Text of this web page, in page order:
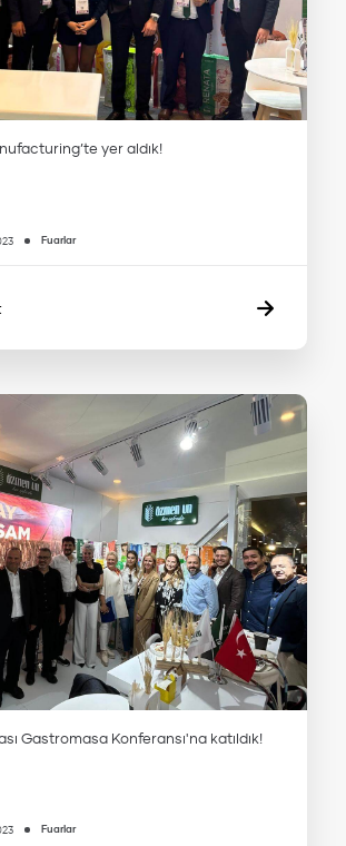
yer aldık!
Fuarlar
Gastromasa Konferansı'na katıldık!
Fuarlar